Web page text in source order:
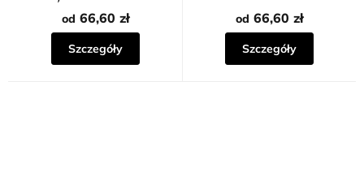
od 66,60 zł
Szczegóły
od 66,60 zł
Szczegóły